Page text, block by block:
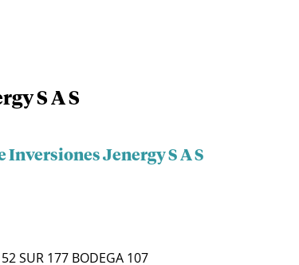
S A S
Inversiones Jenergy S A S
52 SUR 177 BODEGA 107